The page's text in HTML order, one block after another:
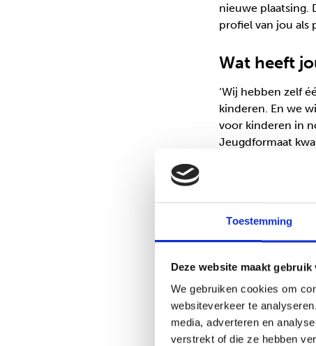
Toestemming
Deze website maakt gebruik
We gebruiken cookies om
websiteverkeer te
media, adverteren en
verstrekt of die ze hebben
nieuwe plaatsing.
profiel van jou als
Wat heeft
‘Wij hebben zelf
kinderen. En we
voor kinderen in
Jeugdformaat
‘Mooi vind ik de
kind, dat binnen
eten en een bed,
kinderen zijn. Er
geholpen door
uitdaging. Maar